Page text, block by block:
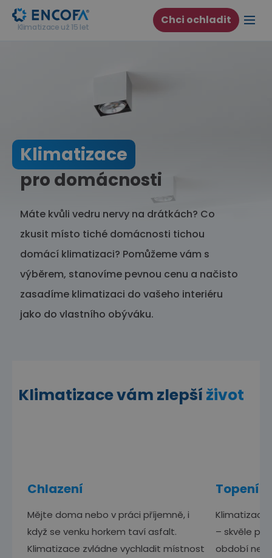
Klimatizace už 15 let Chci ochladit
Klimatizace
pro domácnosti
Máte kvůli vedru nervy na drátkách? Co
zkusit místo tiché domácnosti tichou
domácí klimatizaci? Pomůžeme vám s
výběrem, stanovíme pevnou cenu a načisto
zasadíme klimatizaci do vašeho interiéru
jako do vlastního obýváku.
Klimatizace vám zlepší život
Chlazení
Mějte doma nebo v práci příjemně, i
když se venku horkem taví asfalt.
Klimatizace zvládne vychladit místnost
Topení
Klimatizace
– skvěle
období